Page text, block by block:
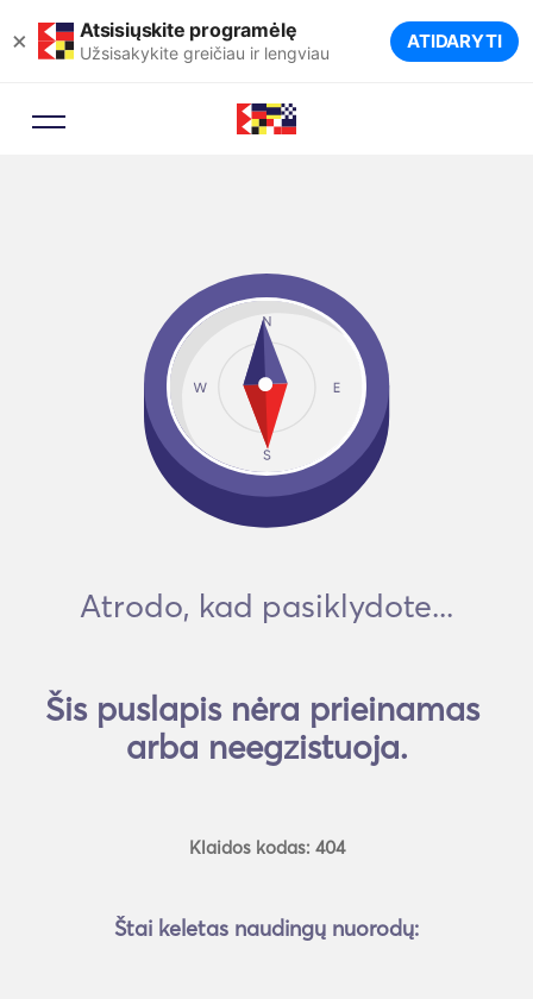
× Atsisiųskite programėlę
Užsisakykite greičiau ir lengviau ATIDARYTI
Atrodo, kad pasiklydote...
Šis puslapis nėra prieinamas
arba neegzistuoja.
Klaidos kodas: 404
Štai keletas naudingų nuorodų: